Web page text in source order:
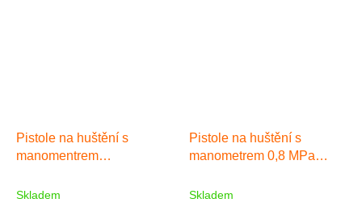
Pistole na huštění s
manomentrem
Skladem
Pistole na huštění s
manometrem 0,8 MPa
Skladem